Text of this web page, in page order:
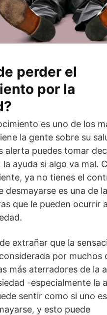
perder el
por la
es uno de los
la gente sobre su
alerta puedes tomar
ayuda si algo va mal.
ya no tienes el
desmayarse es una de
que le pueden ocurrir
extrañar que la
por muchos
más aterradores de la
-especialmente la
sentir como si uno
y esto puede